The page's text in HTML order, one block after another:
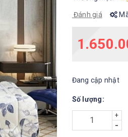
Đánh giá
Đang cập nhật
Số lượng:
+
-